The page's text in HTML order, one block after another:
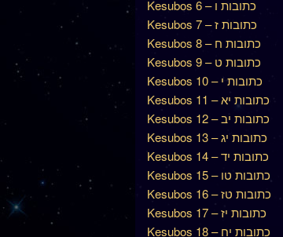
Kesubos 6 – כתובות ו
Kesubos 7 – כתובות ז
Kesubos 8 – כתובות ח
Kesubos 9 – כתובות ט
Kesubos 10 – כתובות י
Kesubos 11 – כתובות יא
Kesubos 12 – כתובות יב
Kesubos 13 – כתובות יג
Kesubos 14 – כתובות יד
Kesubos 15 – כתובות טו
Kesubos 16 – כתובות טז
Kesubos 17 – כתובות יז
Kesubos 18 – כתובות יח